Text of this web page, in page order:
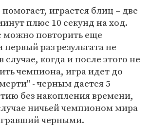
играется блиц – две
плюс 10 секунд на ход.
можно повторить еще
раз результата не
случае, когда и после этого не
чемпиона, игра идет до
- черным дается 5
без накопления времени,
ничьей чемпионом мира
черными.